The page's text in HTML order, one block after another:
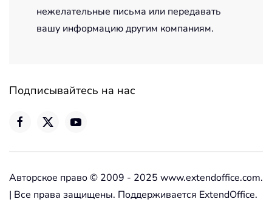
нежелательные письма или передавать
вашу информацию другим компаниям.
Подписывайтесь на нас
Авторское право © 2009 - 2025 www.extendoffice.com.
| Все права защищены. Поддерживается ExtendOffice.